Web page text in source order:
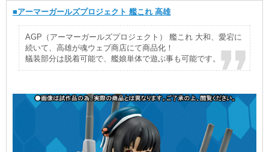
■アーマーガールズプロジェクト 艦これ 高雄
AGP（アーマーガールズプロジェクト） 艦これ 大和、愛宕に
続いて、高雄が魂ウェブ商店にて商品化！
艤装部分は脱着可能で、艦娘単体で遊ぶ事も可能です。